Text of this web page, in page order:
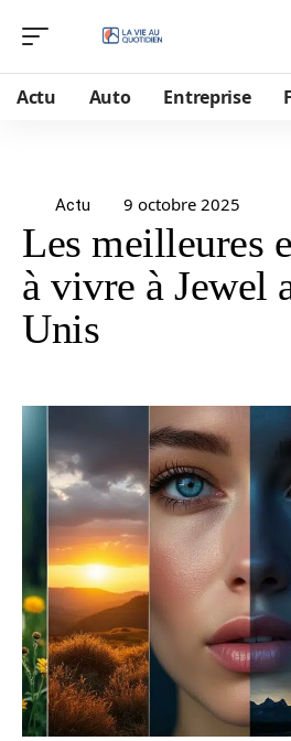
Actu Auto Entreprise
Actu 9 octobre 2025
Les meilleures
à vivre à Jewel
Unis